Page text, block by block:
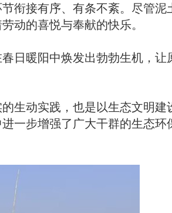
衔接有序、有条不紊。尽管泥
动的喜悦与奉献的快乐。
日暖阳中焕发出勃勃生机，让
生动实践，也是以生态文明建
一步增强了广大干群的生态环